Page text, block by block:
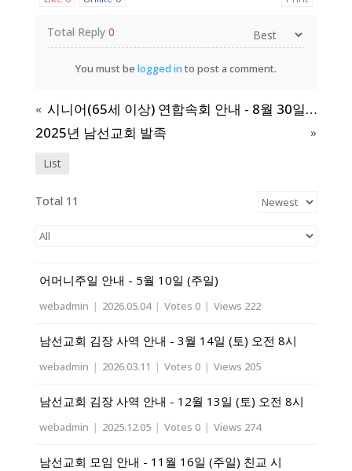
Total Reply 0
You must be logged in to post a comment.
«
시니어(65세 이상) 연합속회 안내 - 8월 30일 (금) 오전 11시
2025년 남선교회 발족
»
List
Total 11
어머니주일 안내 - 5월 10일 (주일)
webadmin | 2026.05.04 | Votes 0 | Views 222
남선교회 김장 사역 안내 - 3월 14일 (토) 오전 8시
webadmin | 2026.03.11 | Votes 0 | Views 205
남선교회 김장 사역 안내 - 12월 13일 (토) 오전 8시
webadmin | 2025.12.05 | Votes 0 | Views 274
남선교회 모임 안내 - 11월 16일 (주일) 친교 시